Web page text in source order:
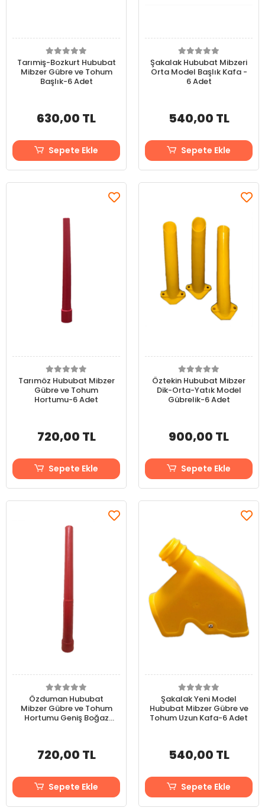
Tarımiş-Bozkurt Hububat
Mibzer Gübre ve Tohum
Başlık-6 Adet
630,00 TL
Sepete Ekle
Şakalak Hububat Mibzeri
Orta Model Başlık Kafa -
6 Adet
540,00 TL
Sepete Ekle
Tarımöz Hububat Mibzer
Gübre ve Tohum
Hortumu-6 Adet
720,00 TL
Sepete Ekle
Öztekin Hububat Mibzer
Dik-Orta-Yatık Model
Gübrelik-6 Adet
900,00 TL
Sepete Ekle
Özduman Hububat
Mibzer Gübre ve Tohum
Hortumu Geniş Boğaz
720,00 TL
Sepete Ekle
Şakalak Yeni Model
Hububat Mibzer Gübre ve
Tohum Uzun Kafa-6 Adet
540,00 TL
Sepete Ekle